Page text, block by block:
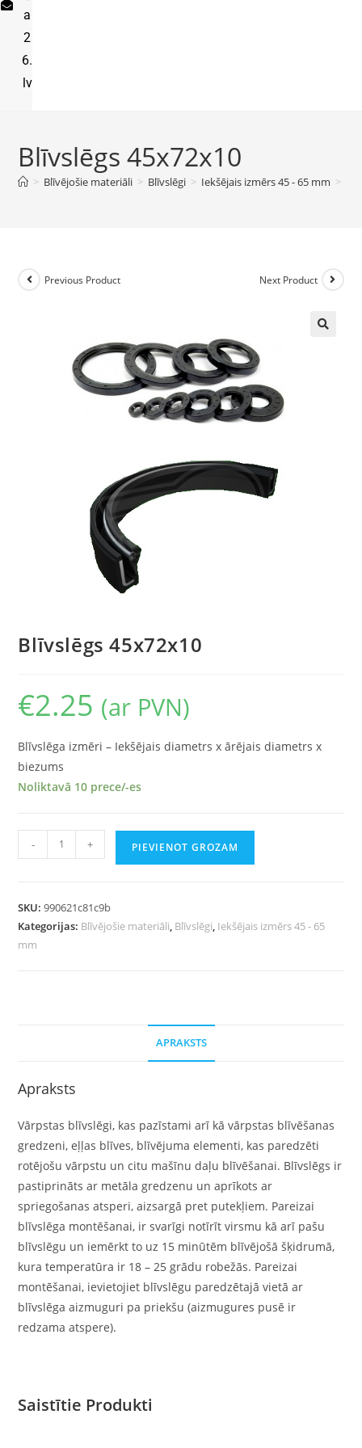
a
2
6.
lv
Blīvslēgs 45x72x10
> Blīvējošie materiāli > Blīvslēgi > Iekšējais izmērs 45 - 65 mm >
Previous Product Next Product
Blīvslēgs 45x72x10
€2.25 (ar PVN)
Blīvslēga izmēri – Iekšējais diametrs x ārējais diametrs x
biezums
Noliktavā 10 prece/-es
- + PIEVIENOT GROZAM
SKU:990621c81c9b
Kategorijas: Blīvējošie materiāli, Blīvslēgi, Iekšējais izmērs 45 - 65
mm
APRAKSTS
Apraksts
Vārpstas blīvslēgi, kas pazīstami arī kā vārpstas blīvēšanas
gredzeni, eļļas blīves, blīvējuma elementi, kas paredzēti
rotējošu vārpstu un citu mašīnu daļu blīvēšanai. Blīvslēgs ir
pastiprināts ar metāla gredzenu un aprīkots ar
spriegošanas atsperi, aizsargā pret putekļiem. Pareizai
blīvslēga montēšanai, ir svarīgi notīrīt virsmu kā arī pašu
blīvslēgu un iemērkt to uz 15 minūtēm blīvējošā šķidrumā,
kura temperatūra ir 18 – 25 grādu robežās. Pareizai
montēšanai, ievietojiet blīvslēgu paredzētajā vietā ar
blīvslēga aizmuguri pa priekšu (aizmugures pusē ir
redzama atspere).
Saistītie Produkti